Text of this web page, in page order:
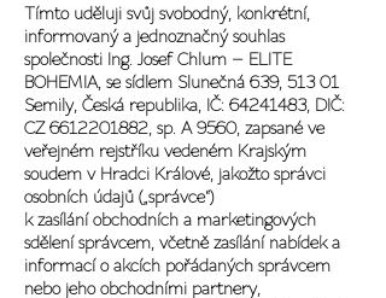
Tímto uděluji svůj svobodný, konkrétní,
informovaný a jednoznačný souhlas
společnosti Ing. Josef Chlum – ELITE
BOHEMIA, se sídlem Slunečná 639, 513 01
Semily, Česká republika, IČ: 64241483, DIČ:
CZ6612201882, sp. A 9560, zapsané ve
veřejném rejstříku vedeném Krajským
soudem v Hradci Králové, jakožto správci
osobních údajů („správce“)
k zasílání obchodních a marketingových
sdělení správcem, včetně zasílání nabídek a
informací o akcích pořádaných správcem
nebo jeho obchodními partnery,